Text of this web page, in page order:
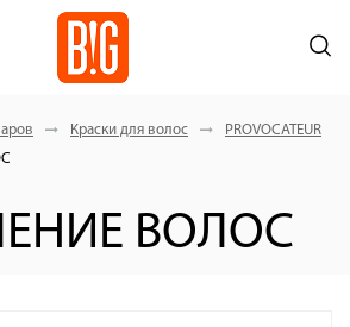
Краски для волос
PROVOCATEUR
ВОЛОС